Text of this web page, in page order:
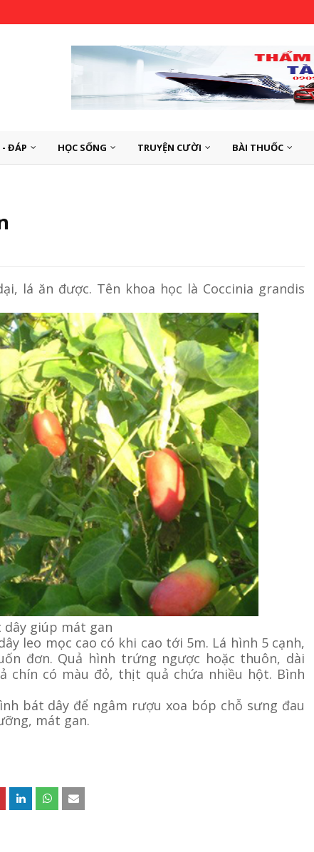
- ĐÁP HỌC SỐNG TRUYỆN CƯỜI BÀI THUỐC
lá ăn được. Tên khoa học là Coccinia grandis
dây giúp mát gan
leo mọc cao có khi cao tới 5m. Lá hình 5 cạnh,
đơn. Quả hình trứng ngược hoặc thuôn, dài
chín có màu đỏ, thịt quả chứa nhiều hột. Bình
bát dây để ngâm rượu xoa bóp chỗ sưng đau
mát gan.